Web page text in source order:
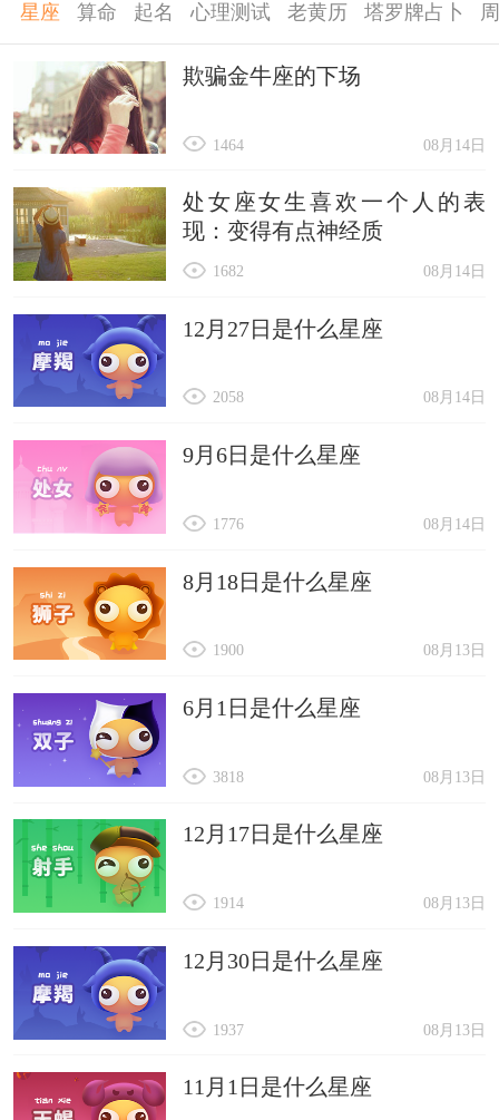
星座 算命 起名 心理测试 老黄历 塔罗牌占卜
欺骗金牛座的下场
08月14日
1464
处女座女生喜欢一个人的表
现：变得有点神经质
08月14日
1682
12月27日是什么星座
08月14日
2058
9月6日是什么星座
08月14日
1776
8月18日是什么星座
08月13日
1900
6月1日是什么星座
08月13日
3818
12月17日是什么星座
08月13日
1914
12月30日是什么星座
08月13日
1937
11月1日是什么星座